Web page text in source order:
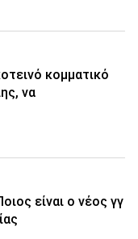
κομματικό
να
είναι ο νέος γγ